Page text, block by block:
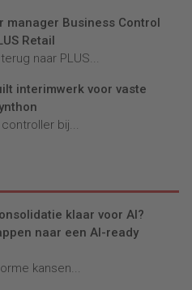
manager Business Control
Retail
naar PLUS...
interimwerk voor vaste
bij...
klaar voor AI?
naar een AI-ready
kansen...